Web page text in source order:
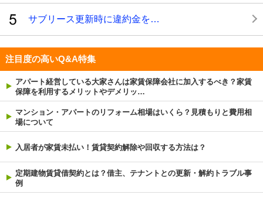
サブリース更新時に違約金を…
注目度の高いQ&A特集
アパート経営している大家さんは家賃保障会社に加入するべき？家賃
保障を利用するメリットやデメリッ…
マンション・アパートのリフォーム相場はいくら？見積もりと費用相
場について
入居者が家賃未払い！賃貸契約解除や回収する方法は？
定期建物賃貸借契約とは？借主、テナントとの更新・解約トラブル事
例